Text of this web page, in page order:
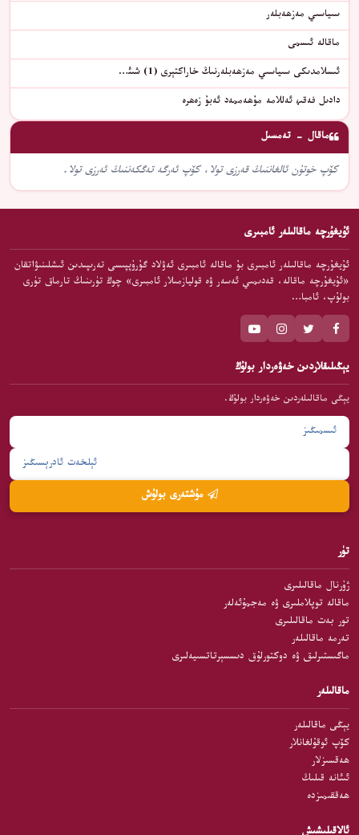
سىياسىي مەزھەبلەر
ماقالە ئىسمى
ئىسلامدىكى سىياسىي مەزھەبلەرنىڭ خاراكتېرى (1) شىئ…
دادىل فەقىھ ئەللامە مۇھەممەد ئەبۇ زەھرە
ماقال - تەمسىل
كۆپ خوتۇن ئالغاننىڭ قەرزى تولا، كۆپ ئەرگە تەگكەننىڭ ئەرزى تولا.
ئۇيغۇرچە ماقالىلەر ئامبىرى
ئۇيغۇرچە ماقالىلەر ئامبىرى بۇ ماقالە ئامبىرى ئەۋلاد گۇرۇپپىسى تەرىپىدىن ئىشلىنىۋاتقان
«ئۇيغۇرچە ماقالە، قەدىمىي ئەسەر ۋە قوليازمىلار ئامبىرى» چوڭ تۈرىنىڭ تارماق تۈرى
بولۇپ، ئامبا…
يېڭىلىقلاردىن خەۋەردار بولۇڭ
يېڭى ماقالىلەردىن خەۋەردار بولۇڭ.
تۈر
ژۇرنال ماقالىلىرى
ماقالە توپلاملىرى ۋە مەجمۇئەلەر
تور بەت ماقالىلىرى
تەرمە ماقالىلەر
ماگىستىرلىق ۋە دوكتورلۇق دىسسېرتاتسىيەلىرى
ماقالىلەر
يېڭى ماقالىلەر
كۆپ ئوقۇلغانلار
ھەقسىزلار
ئىئانە قىلىڭ
ھەققىمىزدە